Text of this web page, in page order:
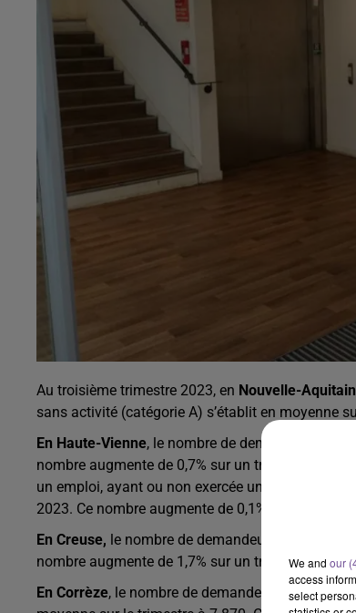
Au troisième trimestre 2023, en Nouvelle-
sans activité (catégorie A) s’établit en moyenne
En Haute-Vienne, le nombre de demandeurs
nombre augmente de 0,7% sur un trimestre (soit
un emploi, ayant ou non exercée une activité
2023. Ce nombre augmente de 0,1% sur un
En Creuse, le nombre de demandeurs d’emploi
nombre augmente de 1,7% sur un trimestre (soit
En Corrèze, le nombre de demandeurs d’emploi
We and our
access
select